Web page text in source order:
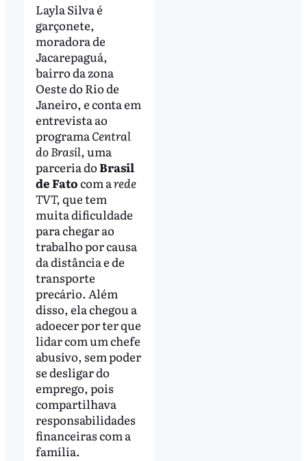
Layla Silva é
garçonete,
moradora de
Jacarepaguá,
bairro da zona
Oeste do Rio de
Janeiro, e conta em
entrevista ao
programaCentral
do Brasil, uma
parceria doBrasil
de Fatocom arede
TVT,que tem
muita dificuldade
para chegar ao
trabalho por causa
da distância e de
transporte
precário. Além
disso, ela chegou a
adoecer por ter que
lidar com um chefe
abusivo, sem poder
se desligar do
emprego, pois
compartilhava
responsabilidades
financeiras com a
família.